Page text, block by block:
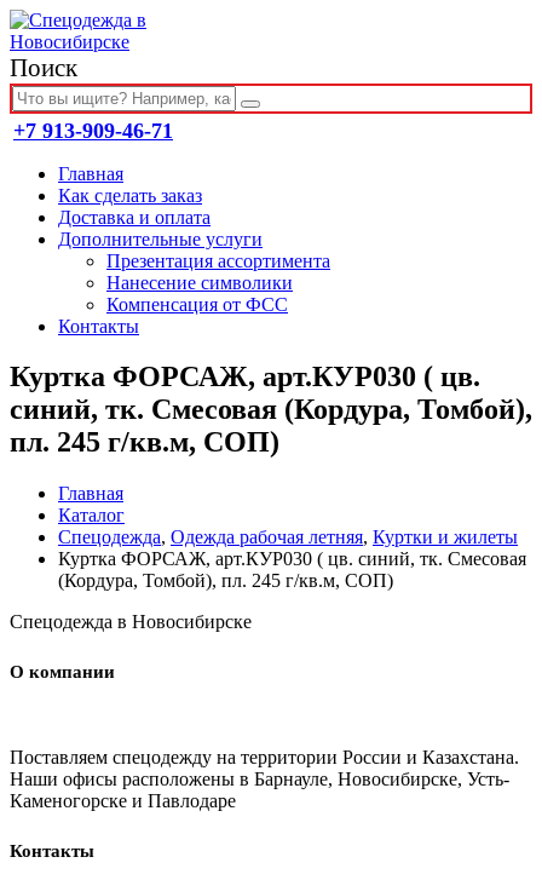
Поиск
+7 913-909-46-71
Главная
Как сделать заказ
Доставка и оплата
Дополнительные услуги
Презентация ассортимента
Нанесение символики
Компенсация от ФСС
Контакты
Куртка ФОРСАЖ, арт.КУР030 ( цв.
синий, тк. Смесовая (Кордура, Томбой),
пл. 245 г/кв.м, СОП)
Главная
Каталог
Спецодежда, Одежда рабочая летняя, Куртки и жилеты
Куртка ФОРСАЖ, арт.КУР030 ( цв. синий, тк. Смесовая
(Кордура, Томбой), пл. 245 г/кв.м, СОП)
Спецодежда в Новосибирске
О компании
Поставляем спецодежду на территории России и Казахстана.
Наши офисы расположены в Барнауле, Новосибирске, Усть-
Каменогорске и Павлодаре
Контакты